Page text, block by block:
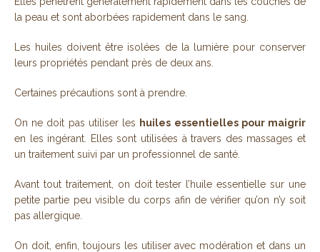
la peau et sont aborbées rapidement dans le sang.
Les huiles doivent être isolées de la lumière pour conserver
leurs propriétés pendant près de deux ans.
Certaines précautions sont à prendre.
On ne doit pas utiliser les huiles essentielles pour maigrir
en les ingérant. Elles sont utilisées à travers des massages et
un traitement suivi par un professionnel de santé.
Avant tout traitement, on doit tester l’huile essentielle sur une
petite partie peu visible du corps afin de vérifier qu’on n’y soit
pas allergique.
On doit, enfin, toujours les utiliser avec modération et dans un